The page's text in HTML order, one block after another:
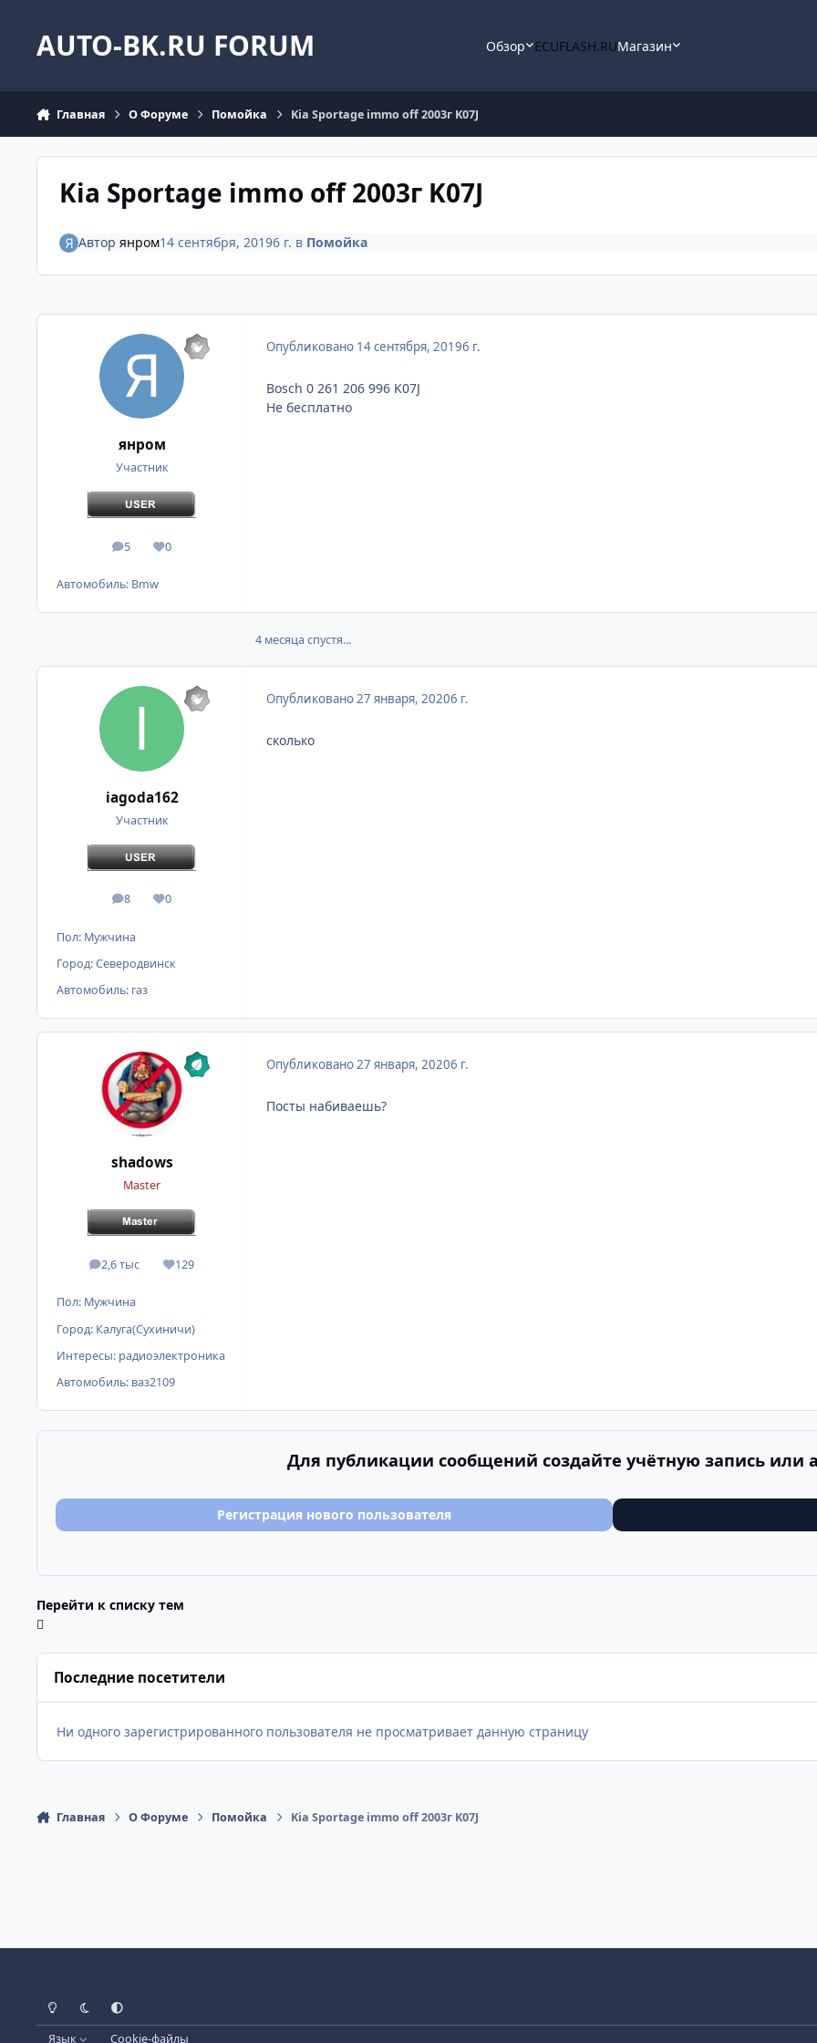
AUTO-BK.RU FORUM Обзор ECUFLASH.RUМагазин
Главная О Форуме Помойка Kia Sportage immo off 2003г K07J
Kia Sportage immo off 2003г K07J
Автор янром14 сентября, 20196 г. в Помойка
янром
Участник
5
сообщения
0
Репутация
Автомобиль: Bmw
Опубликовано 14 сентября, 20196 г.
Bosch 0 261 206 996 K07J
Не бесплатно
4 месяца спустя...
iagoda162
Участник
8
сообщения
0
Репутация
Пол: Мужчина
Город:Северодвинск
Автомобиль: газ
Опубликовано27 января, 20206 г.
сколько
shadows
Master
2,6 тыс
сообщения129
Репутация
Пол: Мужчина
Город: Калуга(Сухиничи)
Интересы: радиоэлектроника
Автомобиль: ваз2109
Опубликовано27 января, 20206 г.
Посты набиваешь?
Для публикации сообщений создайте учётную запись или
Регистрация нового пользователя
Перейти к списку тем
Последние посетители
Ни одного зарегистрированного пользователя не просматривает данную страницу
Главная О Форуме Помойка Kia Sportage immo off 2003г K07J
Светлый Режим
Темный Режим
Настройка Системы
Язык Cookie-файлы